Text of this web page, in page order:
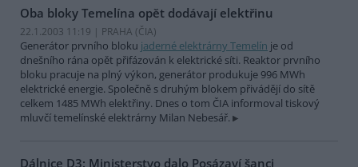
Oba bloky Temelína opět dodávají elektřinu
22.1.2003 11:19 | PRAHA (ČIA)
Generátor prvního bloku jaderné elektrárny Temelín je od
dnešního rána opět přifázován k elektrické síti. Reaktor prvního
bloku pracuje na plný výkon, generátor produkuje 996 MWh
elektrické energie. Společně s druhým blokem přivádějí do sítě
celkem 1485 MWh elektřiny. Dnes o tom ČIA informoval tiskový
mluvčí temelínské elektrárny Milan Nebesář.
Dálnice D3: Ministerstvo dalo Posázaví šanci